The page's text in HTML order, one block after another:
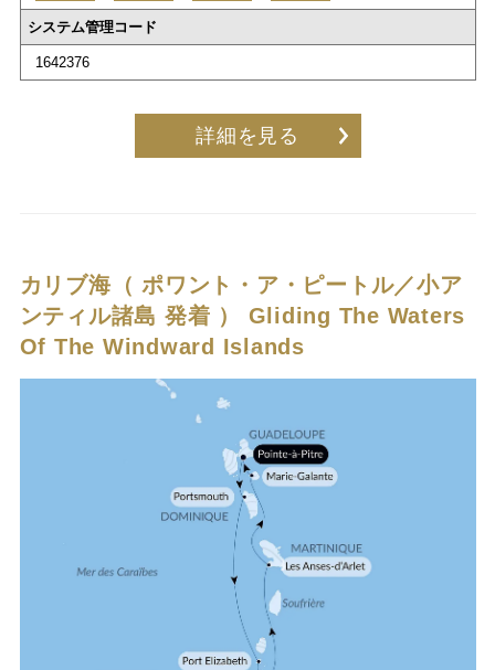
システム管理コード
1642376
詳細を見る
カリブ海（ ポワント・ア・ピートル／小ア
ンティル諸島 発着 ） Gliding The Waters
Of The Windward Islands